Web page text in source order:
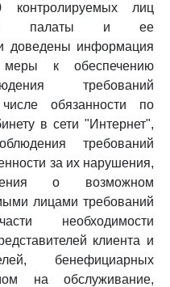
лиц
палаты и ее
доведены информация
к обеспечению
требований
обязанности по
в сети "Интернет",
требований
за их нарушения,
о возможном
лицами требований
необходимости
клиента и
бенефициарных
на обслуживание,